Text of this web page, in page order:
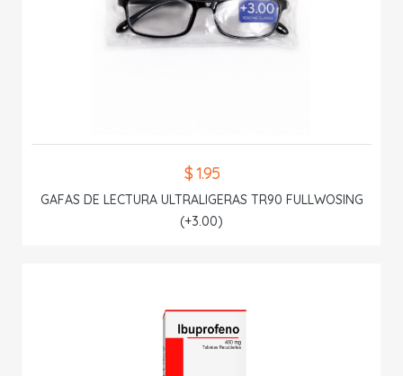
$ 1.95
GAFAS DE LECTURA ULTRALIGERAS TR90 FULLWOSING
(+3.00)